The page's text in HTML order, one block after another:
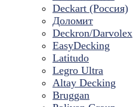
Deckart (Россия)
Доломит
Deckron/Darvolex
EasyDecking
Latitudo
Legro Ultra
Altay Decking
Bruggan